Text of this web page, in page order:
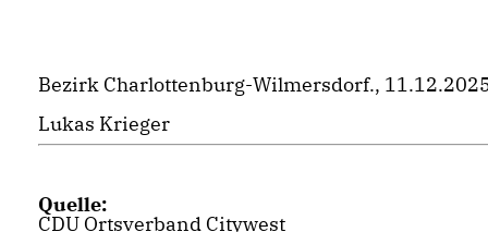
Bezirk Charlottenburg-Wilmersdorf.,
Lukas Krieger
Quelle:
CDU Ortsverband Citywest